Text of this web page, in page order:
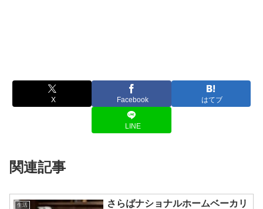
X Facebook はてブ
LINE
関連記事
生活
さらばナショナルホームベーカリ